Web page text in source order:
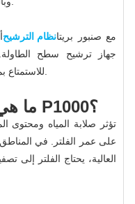
تُستخدم عادةً مرشحات بريتا P1000 مع صنبور بريتانظام الترشيح
جهاز ترشيح سطح
ما هي مدة عمل فلتر بريتا P1000؟
تؤثر صلابة المياه ومحتوى
على عمر الفلتر. في المناطق
العالية، يحتاج الفلتر إلى